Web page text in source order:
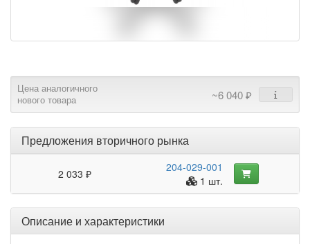
Цена аналогичного
нового товара
~6 040 ₽
Предложения вторичного рынка
2 033 ₽
204-029-001
1 шт.
Описание и характеристики